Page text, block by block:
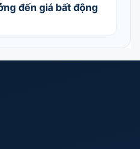
đến giá bất động